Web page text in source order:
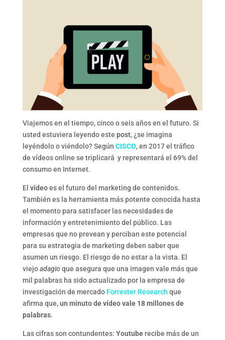
Viajemos en el tiempo, cinco o seis años en el futuro. Si
usted estuviera leyendo este post, ¿se imagina
leyéndolo o viéndolo? Según CISCO, en 2017 el tráfico
de vídeos online se triplicará y representará el 69% del
consumo en Internet.
El vídeoes el futuro del marketing de contenidos.
También es la herramienta más potente conocida hasta
el momento para satisfacer las necesidades de
información y entretenimiento del público. Las
empresas que no prevean y perciban este potencial
para su estrategia de marketing deben saber que
asumen un riesgo. El riesgo de no estar a la vista. El
viejoadagio que asegura que una imagen vale más que
mil palabras ha sido actualizado por la empresa de
investigación de mercado Forrester Research que
afirma que,un minuto de vídeo vale 18 millones de
palabras.
Las cifras son contundentes: Youtuberecibe más de un